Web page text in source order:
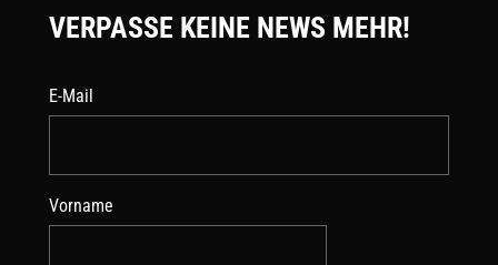
VERPASSE KEINE NEWS MEHR!
E-Mail
Vorname